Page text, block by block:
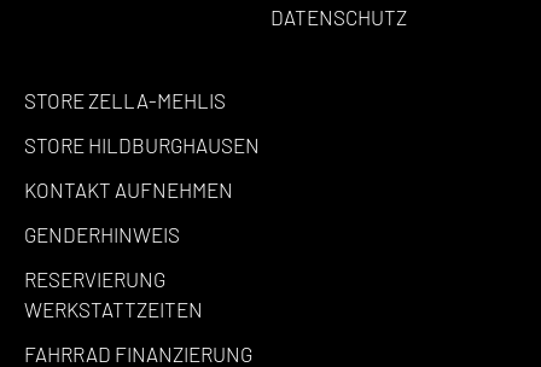
DATENSCHUTZ
STORE ZELLA-MEHLIS
STORE HILDBURGHAUSEN
KONTAKT AUFNEHMEN
GENDERHINWEIS
RESERVIERUNG
WERKSTATTZEITEN
FAHRRAD FINANZIERUNG